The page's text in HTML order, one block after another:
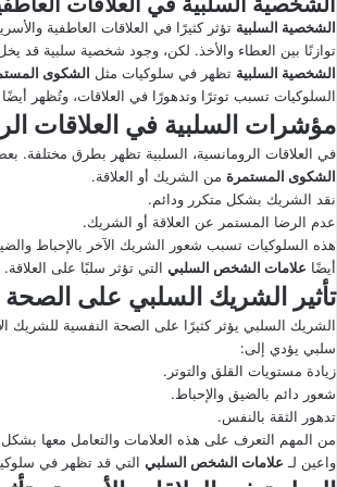
الشخصية السلبية تؤثر كثيرًا في العلاقات العاطفية
توازنًا بين العطاء والأخذ. لكن، وجود شخصية سلبية قد
الشخصية السلبية تظهر في سلوكيات مثل الشكوى
السلوكيات تسبب توترًا وتدهورًا في العلاقات، وتُظهر أيضًا
مؤشرات السلبية في العلاقات
في العلاقات الرومانسية، السلبية تظهر بطرق
الشكوى المستمرة من الشريك أو العلاقة.
نقد الشريك بشكل متكرر ودائم.
عدم الرضا المستمر عن العلاقة أو الشريك.
هذه السلوكيات تسبب شعور الشريك الآخر بالإحباط
أيضًا علامات الشخص السلبي التي تؤثر سلبًا على العلاقة.
تأثير الشريك السلبي على الصحة
الشريك السلبي يؤثر كثيرًا على الصحة النفسية
سلبي يؤدي إلى:
زيادة مستويات القلق والتوتر.
شعور دائم بالضيق والإحباط.
تدهور الثقة بالنفس.
من المهم التعرف على هذه العلامات والتعامل معها
واعين لـ علامات الشخص السلبي التي قد تظهر في